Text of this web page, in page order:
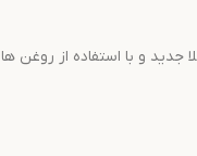
جدید و با استفاده از روغن